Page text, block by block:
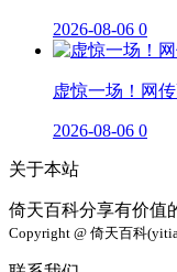
2026-08-06 0
虚惊一场！网
2026-08-06 0
关于本站
倚天百科分享有价值
Copyright @ 倚天百科